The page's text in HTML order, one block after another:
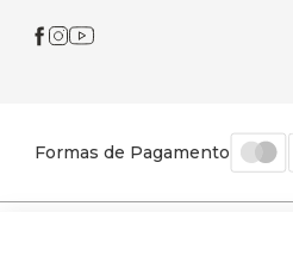
Formas de Pagamento